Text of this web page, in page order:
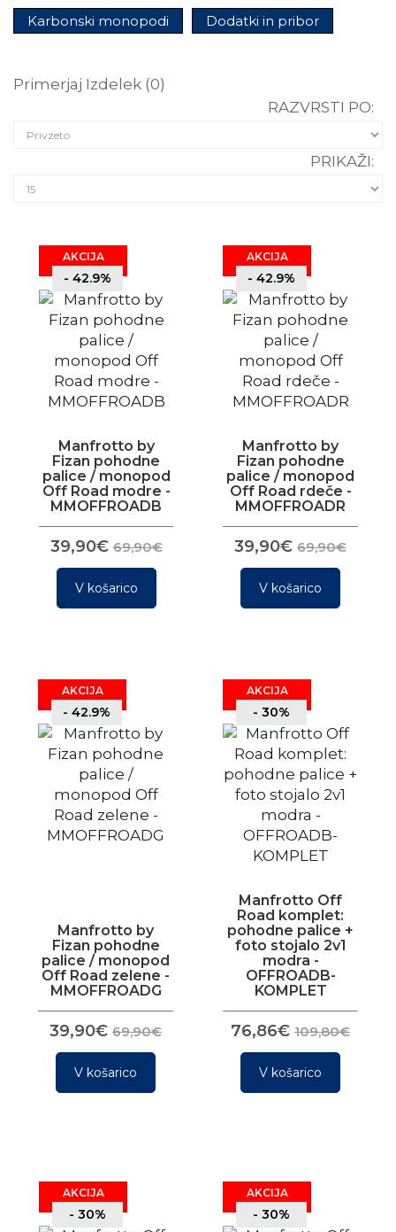
Karbonski monopodi Dodatki in pribor
Primerjaj Izdelek (0)
RAZVRSTI PO:
PRIKAŽI:
AKCIJA
- 42.9%
Manfrotto by
Fizan pohodne
palice / monopod
Off Road modre -
MMOFFROADB
39,90€ 69,90€
V košarico
AKCIJA
- 42.9%
Manfrotto by
Fizan pohodne
palice / monopod
Off Road rdeče -
MMOFFROADR
39,90€ 69,90€
V košarico
AKCIJA
- 42.9%
Manfrotto by
Fizan pohodne
palice / monopod
Off Road zelene -
MMOFFROADG
39,90€ 69,90€
V košarico
AKCIJA
- 30%
Manfrotto Off
Road komplet:
pohodne palice +
foto stojalo 2v1
modra -
OFFROADB-
KOMPLET
76,86€ 109,80€
V košarico
AKCIJA
- 30%
AKCIJA
- 30%